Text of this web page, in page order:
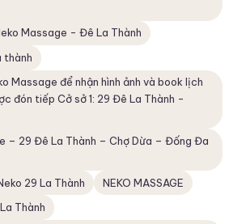
Massage - Đê La Thành
thành
Massage để nhận hình ảnh và book lịch
đón tiếp Cở sở 1: 29 Đê La Thành -
– 29 Đê La Thành – Chợ Dừa – Đống Đa
29 La Thành
NEKO MASSAGE
Thành